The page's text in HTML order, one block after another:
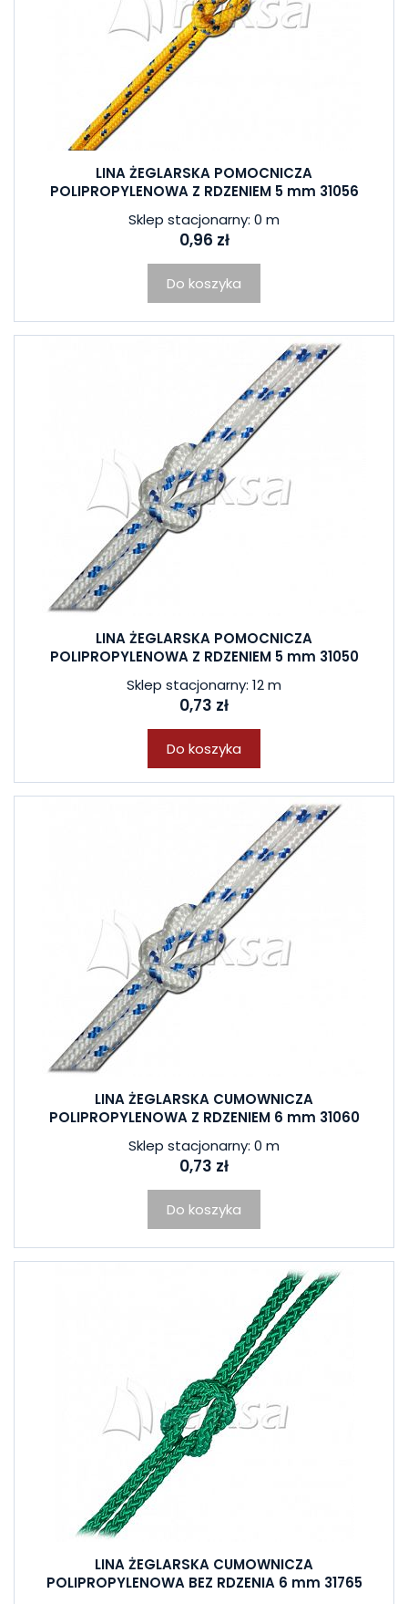
LINA ŻEGLARSKA POMOCNICZA
POLIPROPYLENOWA Z RDZENIEM 5 mm 31056
Sklep stacjonarny: 0 m
0,96 zł
Do koszyka
LINA ŻEGLARSKA POMOCNICZA
POLIPROPYLENOWA Z RDZENIEM 5 mm 31050
Sklep stacjonarny: 12 m
0,73 zł
Do koszyka
LINA ŻEGLARSKA CUMOWNICZA
POLIPROPYLENOWA Z RDZENIEM 6 mm 31060
Sklep stacjonarny: 0 m
0,73 zł
Do koszyka
LINA ŻEGLARSKA CUMOWNICZA
POLIPROPYLENOWA BEZ RDZENIA 6 mm 31765